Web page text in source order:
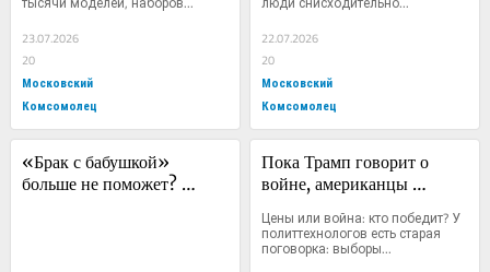
23.07.2026
20
Московский
Комсомолец
22.07.2026
20
Московский
Комсомолец
«Брак с бабушкой»
больше не поможет?
Пока Трамп говорит о
войне, американцы
в США могут ударить по
российским ценам
Цены или война: кто победит? У
политтехнологов есть старая
поговорка: выборы...